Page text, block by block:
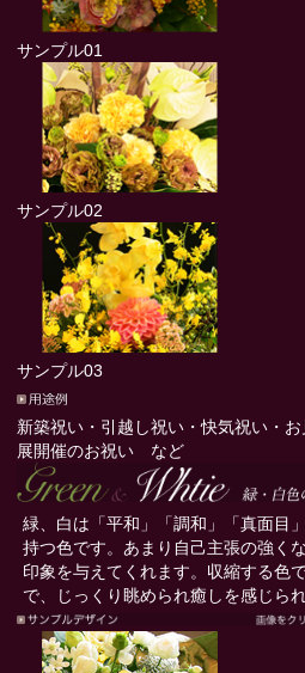
サンプル01
サンプル02
サンプル03
新築祝い・引越し祝い・快気祝い・
展開催のお祝い など
緑、白は「平和」「調和」「真面目
持つ色です。あまり自己主張の強く
印象を与えてくれます。収縮する色
で、じっくり眺められ癒しを感じられ